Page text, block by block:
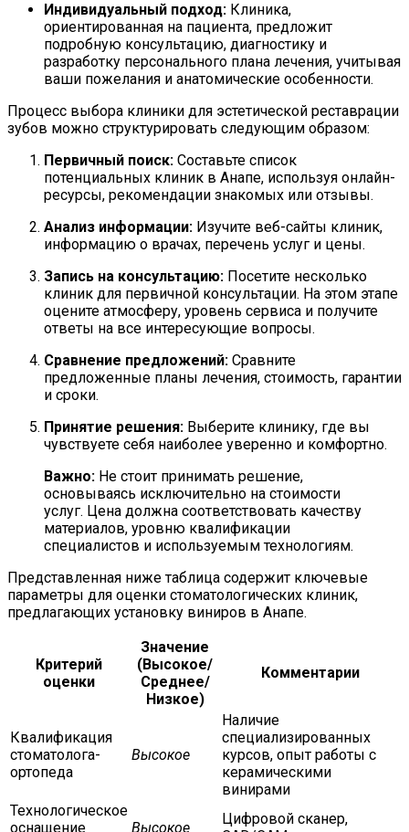
Индивидуальный подход: Клиника,
ориентированная на пациента, предложит
подробную консультацию, диагностику и
разработку персонального плана лечения, учитывая
ваши пожелания и анатомические особенности.
Процесс выбора клиники для эстетической реставрации
зубов можно структурировать следующим образом:
Первичный поиск: Составьте список
потенциальных клиник в Анапе, используя онлайн-
ресурсы, рекомендации знакомых или отзывы.
Анализ информации: Изучите веб-сайты клиник,
информацию о врачах, перечень услуг и цены.
Запись на консультацию: Посетите несколько
клиник для первичной консультации. На этом этапе
оцените атмосферу, уровень сервиса и получите
ответы на все интересующие вопросы.
Сравнение предложений: Сравните
предложенные планы лечения, стоимость, гарантии
и сроки.
Принятие решения: Выберите клинику, где вы
чувствуете себя наиболее уверенно и комфортно.
Важно: Не стоит принимать решение,
основываясь исключительно на стоимости
услуг. Цена должна соответствовать качеству
материалов, уровню квалификации
специалистов и используемым технологиям.
Представленная ниже таблица содержит ключевые
параметры для оценки стоматологических клиник,
предлагающих установку виниров в Анапе.
Критерий
оценки
Значение
(Высокое/
Среднее/
Низкое)
Комментарии
Квалификация
стоматолога-
ортопеда
Высокое
Наличие
специализированных
курсов, опыт работы с
керамическими
винирами
Технологическое
оснащение
Высокое
Цифровой сканер,